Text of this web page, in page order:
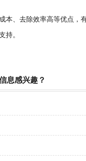
、去除效率高等优点，
持。
息感兴趣？